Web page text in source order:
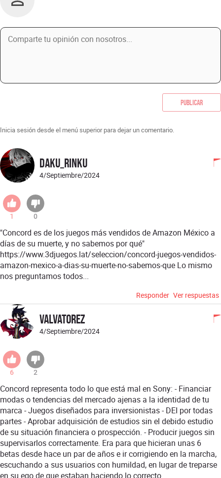
Publicar
Inicia sesión desde el menú superior para dejar un comentario.
Daku_Rinku
4/Septiembre/2024
1 0
"Concord es de los juegos más vendidos de Amazon México a
días de su muerte, y no sabemos por qué"
https://www.3djuegos.lat/seleccion/concord-juegos-vendidos-
amazon-mexico-a-dias-su-muerte-no-sabemos-que Lo mismo
nos preguntamos todos...
Responder Ver respuestas
Valvatorez
4/Septiembre/2024
6 2
Concord representa todo lo que está mal en Sony: - Financiar
modas o tendencias del mercado ajenas a la identidad de tu
marca - Juegos diseñados para inversionistas - DEI por todas
partes - Aprobar adquisición de estudios sin el debido estudio
de su situación financiera o prospección. - Producir juegos sin
supervisarlos correctamente. Era para que hicieran unas 6
betas desde hace un par de años e ir corrigiendo en la marcha,
escuchando a sus usuarios con humildad, en lugar de treparse
en su ego de que estaban haciendo lo correcto.